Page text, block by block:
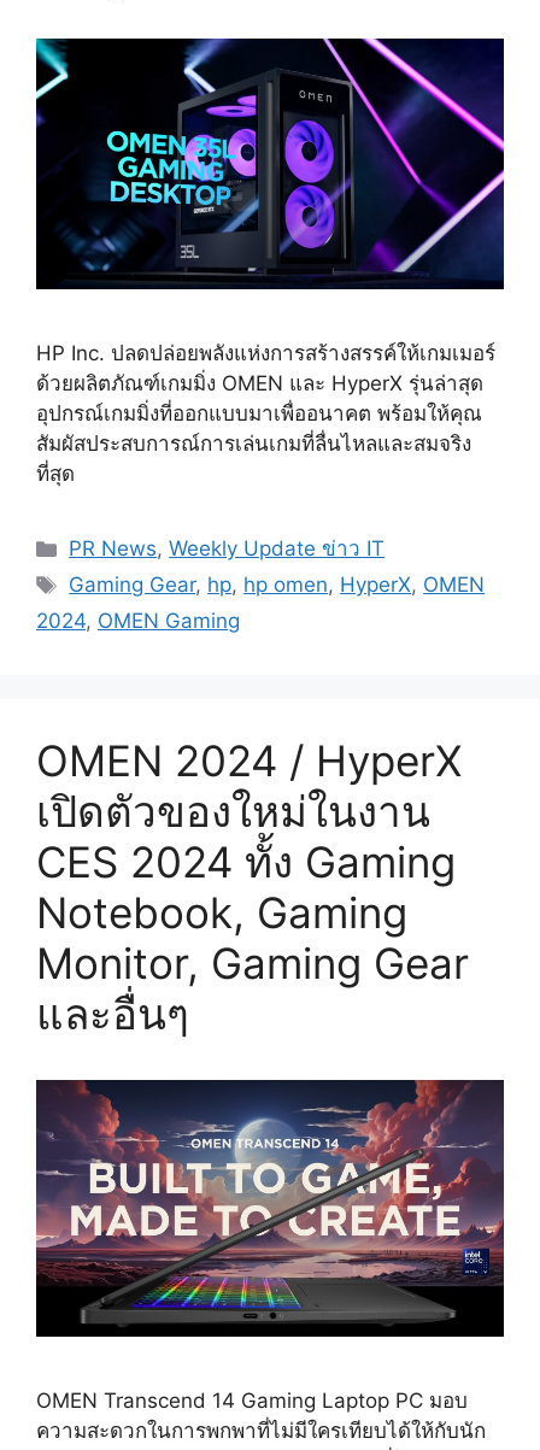
HP Inc. ปลดปล่อยพลังแห่งการสร้างสรรค์ให้เกมเมอร์
ด้วยผลิตภัณฑ์เกมมิ่ง OMEN และ HyperX รุ่นล่าสุด
อุปกรณ์เกมมิ่งที่ออกแบบมาเพื่ออนาคต พร้อมให้คุณ
สัมผัสประสบการณ์การเล่นเกมที่ลื่นไหลและสมจริง
ที่สุด
Categories
PR News,Weekly Update ข่าว IT
Tags
Gaming Gear, hp, hp omen, HyperX, OMEN
2024, OMEN Gaming
OMEN 2024 / HyperX
เปิดตัวของใหม่ในงาน
CES 2024 ทั้ง Gaming
Notebook, Gaming
Monitor, Gaming Gear
และอื่นๆ
OMEN Transcend 14 Gaming Laptop PC มอบ
ความสะดวกในการพกพาที่ไม่มีใครเทียบได้ให้กับนัก